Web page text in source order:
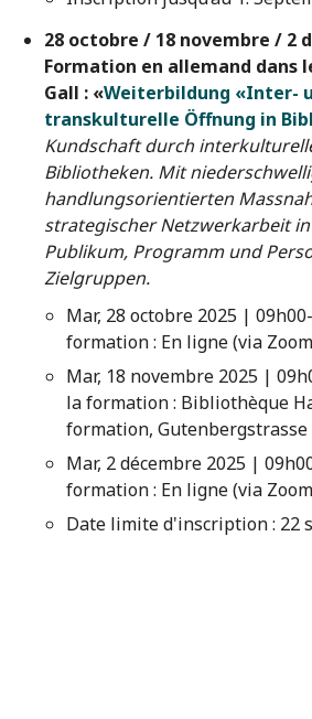
28 octobre / 18 novembre / 2
Formation en allemand dans
Gall : «Weiterbildung «Inter-
transkulturelle Öffnung in
Kundschaft durch
Bibliotheken. Mit
handlungsorientierten
strategischer Netzwerkarbeit
Publikum, Programm und
Zielgruppen.
Mar, 28 octobre 2025 |
formation : En ligne (via
Mar, 18 novembre 2025 |
la formation : Bibliothèque
formation, Gutenbergstrasse
Mar, 2 décembre 2025 |
formation : En ligne (via
Date limite d'inscription : 22